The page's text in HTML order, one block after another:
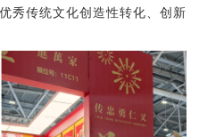
秀传统文化创造性转化、创新